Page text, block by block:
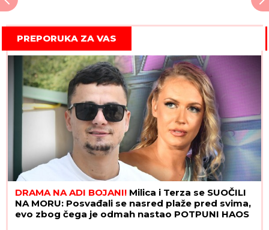
PREPORUKA ZA VAS
DRAMA NA ADI BOJANI! Milica i Terza se SUOČILI
NA MORU: Posvađali se nasred plaže pred svima,
evo zbog čega je odmah nastao POTPUNI HAOS